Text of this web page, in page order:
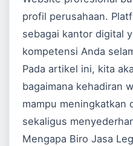
profil perusahaan.
sebagai kantor digital
kompetensi Anda
Pada artikel ini, kita
bagaimana kehadiran
mampu meningkatkan
sekaligus
Mengapa Biro Jasa